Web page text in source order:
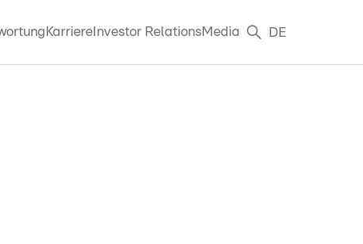
Karriere Investor RelationsMedia DE